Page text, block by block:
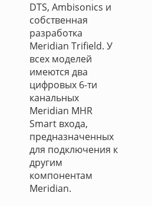
DTS, Ambisonics и
собственная
разработка
Meridian Trifield. У
всех моделей
имеются два
цифровых 6-ти
канальных
Meridian MHR
Smart входа,
предназначенных
для подключения к
другим
компонентам
Meridian.